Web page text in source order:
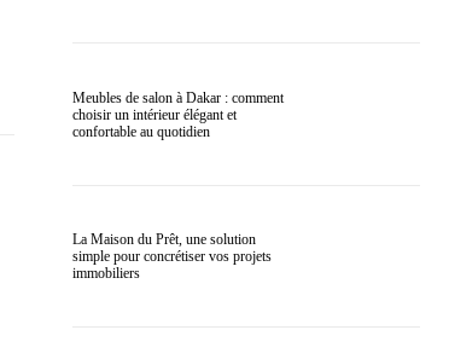
Meubles de salon à Dakar : comment
choisir un intérieur élégant et
confortable au quotidien
La Maison du Prêt, une solution
simple pour concrétiser vos projets
immobiliers